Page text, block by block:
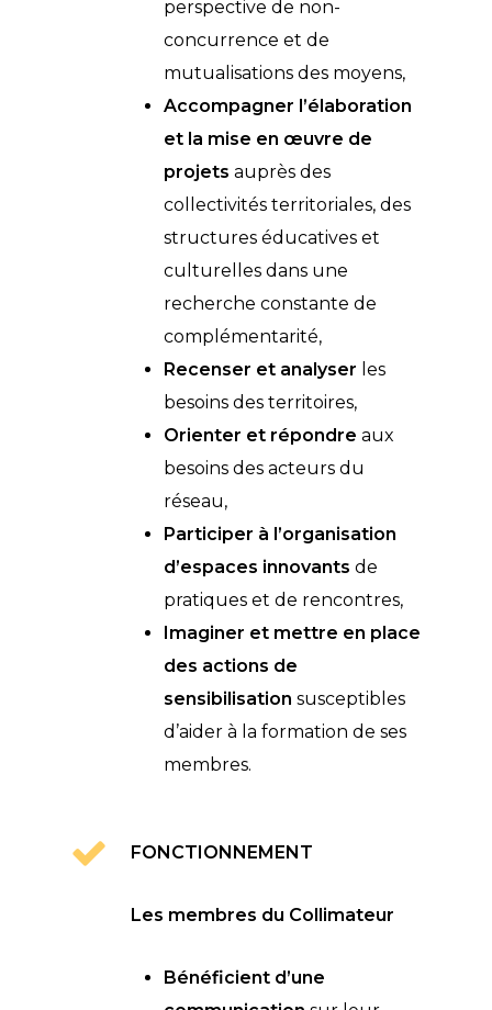
perspective de non-
concurrence et de
mutualisations des moyens,
Accompagner l’élaboration
et la mise en œuvre de
projets auprès des
collectivités territoriales, des
structures éducatives et
culturelles dans une
recherche constante de
complémentarité,
Recenser et analyser les
besoins des territoires,
Orienter et répondre aux
besoins des acteurs du
réseau,
Participer à l’organisation
d’espaces innovants de
pratiques et de rencontres,
Imaginer et mettre en place
des actions de
sensibilisation susceptibles
d’aider à la formation de ses
membres.
FONCTIONNEMENT
Les membres du Collimateur
Bénéficient d’une